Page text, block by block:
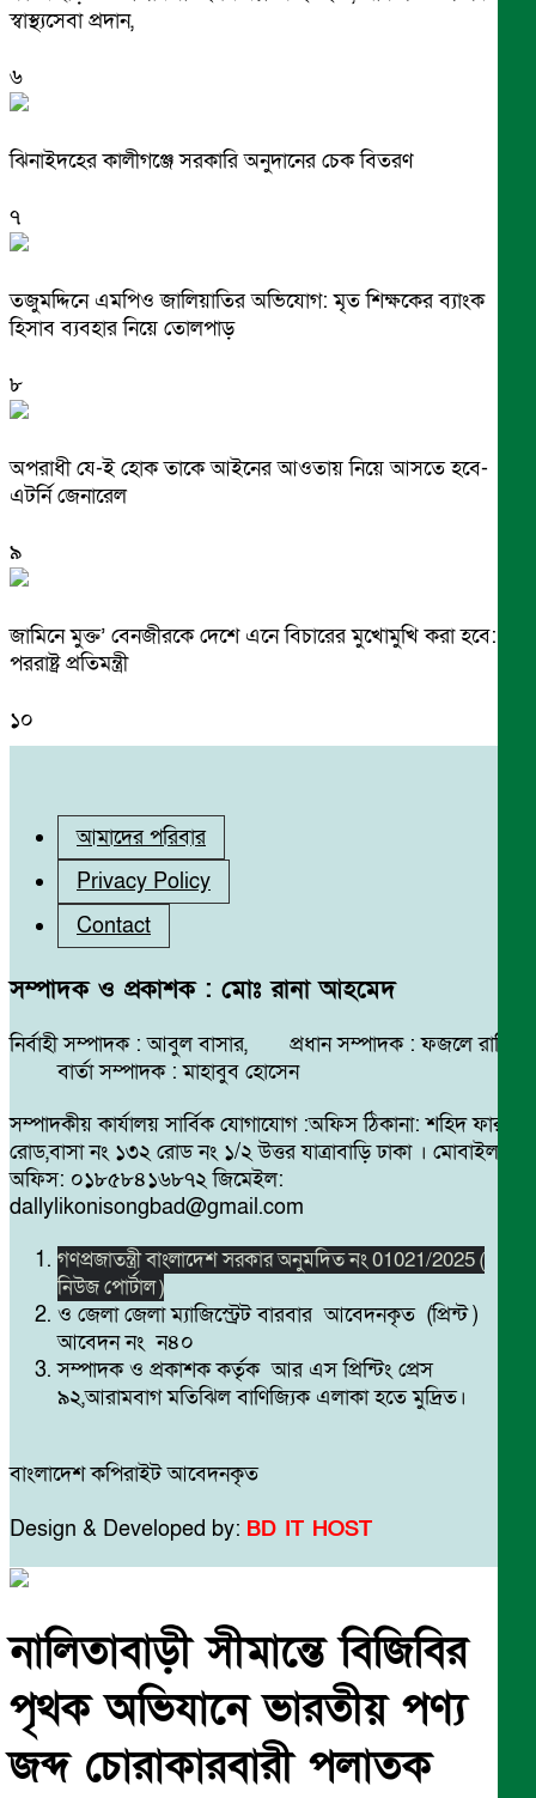
স্বাস্থ্যসেবা প্রদান,
৬
ঝিনাইদহের কালীগঞ্জে সরকারি অনুদানের চেক বিতরণ
৭
তজুমদ্দিনে এমপিও জালিয়াতির অভিযোগ: মৃত শিক্ষকের ব্যাংক
হিসাব ব্যবহার নিয়ে তোলপাড়
৮
অপরাধী যে-ই হোক তাকে আইনের আওতায় নিয়ে আসতে হবে-
এটর্নি জেনারেল
৯
জামিনে মুক্ত’ বেনজীরকে দেশে এনে বিচারের মুখোমুখি করা হবে:
পররাষ্ট্র প্রতিমন্ত্রী
১০
আমাদের পরিবার
Privacy Policy
Contact
সম্পাদক ও প্রকাশক : মোঃ রানা আহমেদ
নির্বাহী সম্পাদক : আবুল বাসার, প্রধান সম্পাদক : ফজলে রাব্বি
বার্তা সম্পাদক : মাহাবুব হোসেন
সম্পাদকীয় কার্যালয় সার্বিক যোগাযোগ :অফিস ঠিকানা: শহিদ ফারুক
রোড,বাসা নং ১৩২ রোড নং ১/২ উত্তর যাত্রাবাড়ি ঢাকা । মোবাইল
অফিস: ০১৮৫৮৪১৬৮৭২ জিমেইল:
dallylikonisongbad@gmail.com
গণপ্রজাতন্ত্রী বাংলাদেশ সরকার অনুমদিত নং 01021/2025 (
নিউজ পোর্টাল )
ও জেলা জেলা ম্যাজিস্ট্রেট বারবার আবেদনকৃত (প্রিন্ট )
আবেদন নং ন৪০
সম্পাদক ও প্রকাশক কর্তৃক আর এস প্রিন্টিং প্রেস
৯২,আরামবাগ মতিঝিল বাণিজ্যিক এলাকা হতে মুদ্রিত।
বাংলাদেশ কপিরাইট আবেদনকৃত
Design & Developed by: BD IT HOST
নালিতাবাড়ী সীমান্তে বিজিবির
পৃথক অভিযানে ভারতীয় পণ্য
জব্দ চোরাকারবারী পলাতক